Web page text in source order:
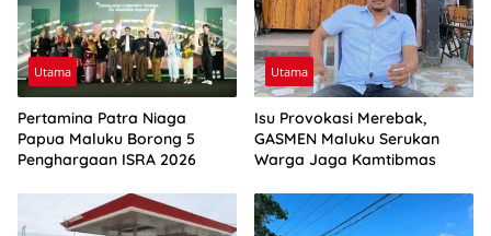
Utama
Pertamina Patra Niaga
Papua Maluku Borong 5
Penghargaan ISRA 2026
Utama
Isu Provokasi Merebak,
GASMEN Maluku Serukan
Warga Jaga Kamtibmas